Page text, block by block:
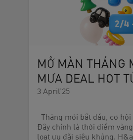
MỞ MÀN THÁNG
MƯA DEAL HOT
3 April’25
Tháng mới bắt đầu, cơ
Đây chính là thời điểm
loạt ưu đãi siêu khủng.